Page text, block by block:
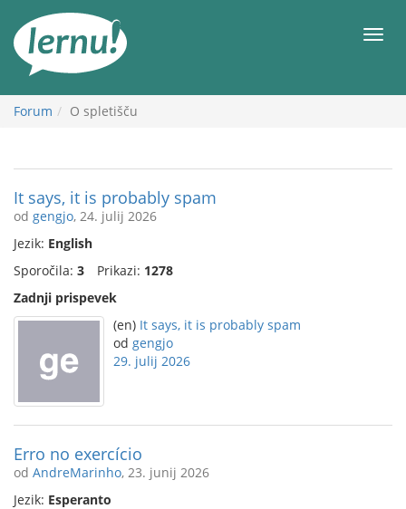
vsebini
Meni
Forum O spletišču
It says, it is probably spam
od gengjo, 24. julij 2026
Jezik: English
Sporočila: 3 Prikazi: 1278
Zadnji prispevek
(en) It says, it is probably spam
od gengjo
29. julij 2026
Erro no exercício
od AndreMarinho, 23. junij 2026
Jezik: Esperanto